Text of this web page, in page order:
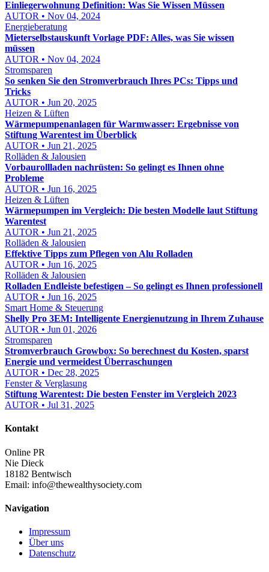
Einliegerwohnung Definition: Was Sie Wissen Müssen
AUTOR • Nov 04, 2024
Energieberatung
Mieterselbstauskunft Vorlage PDF: Alles, was Sie wissen
müssen
AUTOR • Nov 04, 2024
Stromsparen
So senken Sie den Stromverbrauch Ihres PCs: Tipps und
Tricks
AUTOR • Jun 20, 2025
Heizen & Lüften
Wärmepumpenanlagen für Warmwasser: Ergebnisse von
Stiftung Warentest im Überblick
AUTOR • Jun 21, 2025
Rolläden & Jalousien
Vorbaurollladen nachrüsten: So gelingt es Ihnen ohne
Probleme
AUTOR • Jun 16, 2025
Heizen & Lüften
Wärmepumpen im Vergleich: Die besten Modelle laut Stiftung
Warentest
AUTOR • Jun 21, 2025
Rolläden & Jalousien
Effektive Tipps zum Pflegen von Alu Rolladen
AUTOR • Jun 16, 2025
Rolläden & Jalousien
Rolladen Endleiste befestigen – So gelingt es Ihnen professionell
AUTOR • Jun 16, 2025
Smart Home & Steuerung
Shelly Pro 3EM: Intelligente Energienutzung in Ihrem Zuhause
AUTOR • Jun 01, 2026
Stromsparen
Stromverbrauch Growbox: So berechnest du Kosten, sparst
Energie und vermeidest Überraschungen
AUTOR • Dec 28, 2025
Fenster & Verglasung
Stiftung Warentest: Die besten Fenster im Vergleich 2023
AUTOR • Jul 31, 2025
Kontakt
Online PR
Nie Dieck
18182 Bentwisch
Email: info@thewealthysociety.com
Navigation
Impressum
Über uns
Datenschutz